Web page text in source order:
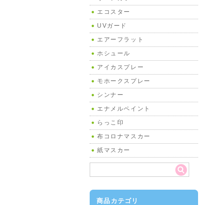
エコスター
UVガード
エアーフラット
ホシュール
アイカスプレー
モホークスプレー
シンナー
エナメルペイント
らっこ印
布コロナマスカー
紙マスカー
商品カテゴリ